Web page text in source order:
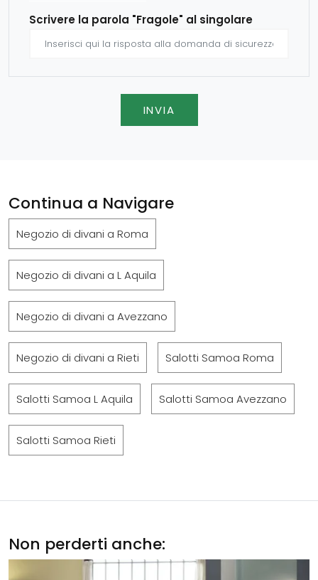
Scrivere la parola "Fragole" al singolare
INVIA
Continua a Navigare
Negozio di divani a Roma
Negozio di divani a L Aquila
Negozio di divani a Avezzano
Negozio di divani a Rieti Salotti Samoa Roma
Salotti Samoa L Aquila Salotti Samoa Avezzano
Salotti Samoa Rieti
Non perderti anche: